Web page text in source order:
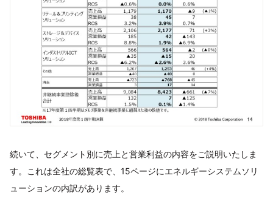
続いて、セグメント別に売上と営業利益の内容をご説明いたしま
す。これは全社の総覧表で、15ページにエネルギーシステムソリ
ューションの内訳があります。